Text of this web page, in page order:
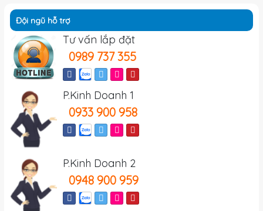
Đội ngũ hỗ trợ
Tư vấn lắp đặt
0989 737 355
P.Kinh Doanh 1
0933 900 958
P.Kinh Doanh 2
0948 900 959